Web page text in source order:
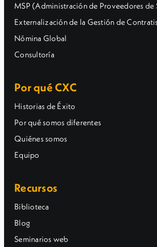
MSP (Administración de Proveedores de
Externalización de la Gestión de
Nómina Global
Consultoría
Por qué CXC
Historias de Éxito
Por qué somos diferentes
Quiénes somos
Equipo
Recursos
Biblioteca
Blog
Seminarios web